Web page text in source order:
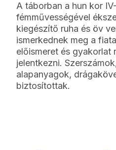
A táborban a hun kor
fémművességével
kiegészítő ruha és öv
ismerkednek meg a
előismeret és gyakorlat
jelentkezni.
alapanyagok,
biztosítottak.